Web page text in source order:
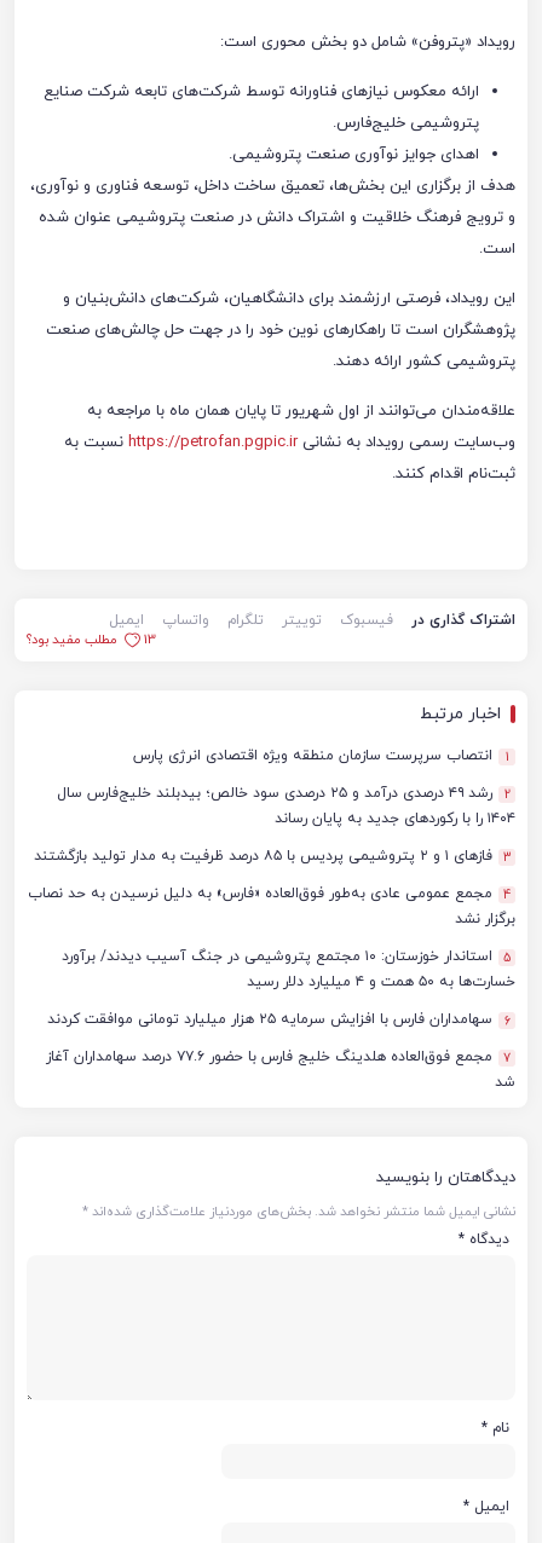
رویداد «پتروفن» شامل دو بخش محوری است:
ارائه معکوس نیازهای فناورانه توسط شرکت‌های تابعه شرکت صنایع
پتروشیمی خلیج‌فارس.
اهدای جوایز نوآوری صنعت پتروشیمی.
هدف از برگزاری این بخش‌ها، تعمیق ساخت داخل، توسعه فناوری و نوآوری،
و ترویج فرهنگ خلاقیت و اشتراک دانش در صنعت پتروشیمی عنوان شده
است.
این رویداد، فرصتی ارزشمند برای دانشگاهیان، شرکت‌های دانش‌بنیان و
پژوهشگران است تا راهکارهای نوین خود را در جهت حل چالش‌های صنعت
پتروشیمی کشور ارائه دهند.
علاقه‌مندان می‌توانند از اول شهریور تا پایان همان ماه با مراجعه به
وب‌سایت رسمی رویداد به نشانیhttps://petrofan.pgpic.ir نسبت به
ثبت‌نام اقدام کنند.
اشتراک گذاری در فیسبوک توییتر تلگرام واتساپ
ایمیل
13
مطلب مفید بود؟
اخبار مرتبط
1 انتصاب سرپرست سازمان منطقه ویژه اقتصادی انرژی پارس
2
رشد ۴۹ درصدی درآمد و ۲۵ درصدی سود خالص؛ بیدبلند خلیج‌فارس سال
۱۴۰۴ را با رکوردهای جدید به پایان رساند
3 فازهای ۱ و ۲ پتروشیمی پردیس با ۸۵ درصد ظرفیت به مدار تولید بازگشتند
4
مجمع عمومی عادی به‌طور فوق‌العاده «فارس» به دلیل نرسیدن به حد نصاب
برگزار نشد
5
استاندار خوزستان: ۱۰ مجتمع پتروشیمی در جنگ آسیب دیدند/ برآورد
خسارت‌ها به ۵۰ همت و ۴ میلیارد دلار رسید
6 سهامداران فارس با افزایش سرمایه ۲۵ هزار میلیارد تومانی موافقت کردند
7
مجمع فوق‌العاده هلدینگ خلیج فارس با حضور ۷۷.۶ درصد سهامداران آغاز
شد
دیدگاهتان را بنویسید
نشانی ایمیل شما منتشر نخواهد شد. بخش‌های موردنیاز علامت‌گذاری شده‌اند*
دیدگاه *
نام *
ایمیل *